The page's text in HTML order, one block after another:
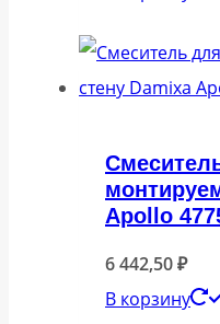
Apollo
6 442,50₽
В корзину